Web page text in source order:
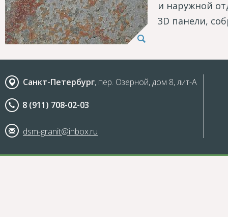
и наружной
3D панели,
Санкт-Петербург, пер. Озерной, дом 8, лит-А
8 (911) 708-02-03
dsm-granit@inbox.ru